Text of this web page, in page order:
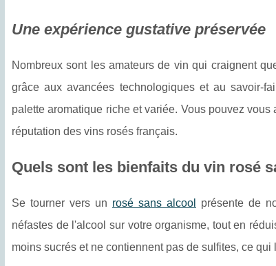
Une expérience gustative préservée
Nombreux sont les amateurs de vin qui craignent
grâce aux avancées technologiques et au savoir-
palette aromatique riche et variée. Vous pouvez
réputation des vins rosés français.
Quels sont les bienfaits du vin rosé
Se tourner vers un rosé sans alcool
présente de
néfastes de l'alcool sur votre organisme, tout en
moins sucrés et ne contiennent pas de sulfites, ce